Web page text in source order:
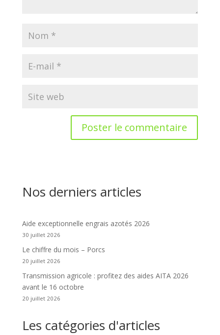
Nos derniers articles
Aide exceptionnelle engrais azotés 2026
30 juillet 2026
Le chiffre du mois – Porcs
20 juillet 2026
Transmission agricole : profitez des aides AITA 2026
avant le 16 octobre
20 juillet 2026
Les catégories d'articles